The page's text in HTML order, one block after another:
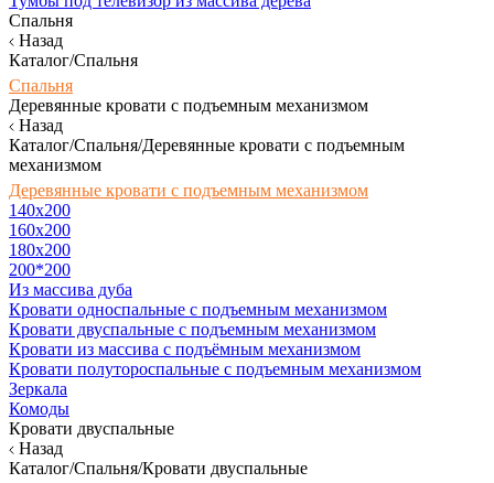
Спальня
Назад
Каталог/Спальня
Спальня
Деревянные кровати с подъемным механизмом
Назад
Каталог/Спальня/Деревянные кровати с подъемным
механизмом
Деревянные кровати с подъемным механизмом
140x200
160х200
180х200
200*200
Из массива дуба
Кровати односпальные с подъемным механизмом
Кровати двуспальные с подъемным механизмом
Кровати из массива с подъёмным механизмом
Кровати полутороспальные с подъемным механизмом
Зеркала
Комоды
Кровати двуспальные
Назад
Каталог/Спальня/Кровати двуспальные